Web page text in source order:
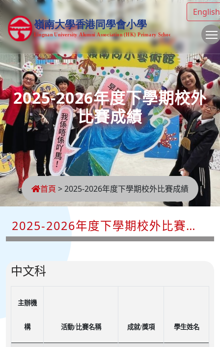
English
2025-2026年度下學期校外
比賽成績
首頁 >2025-2026年度下學期校外比賽成績
2025-2026年度下學期校外比賽成
績
中文科
主辦機
構 活動/比賽名稱 成就/獎項 學生姓名